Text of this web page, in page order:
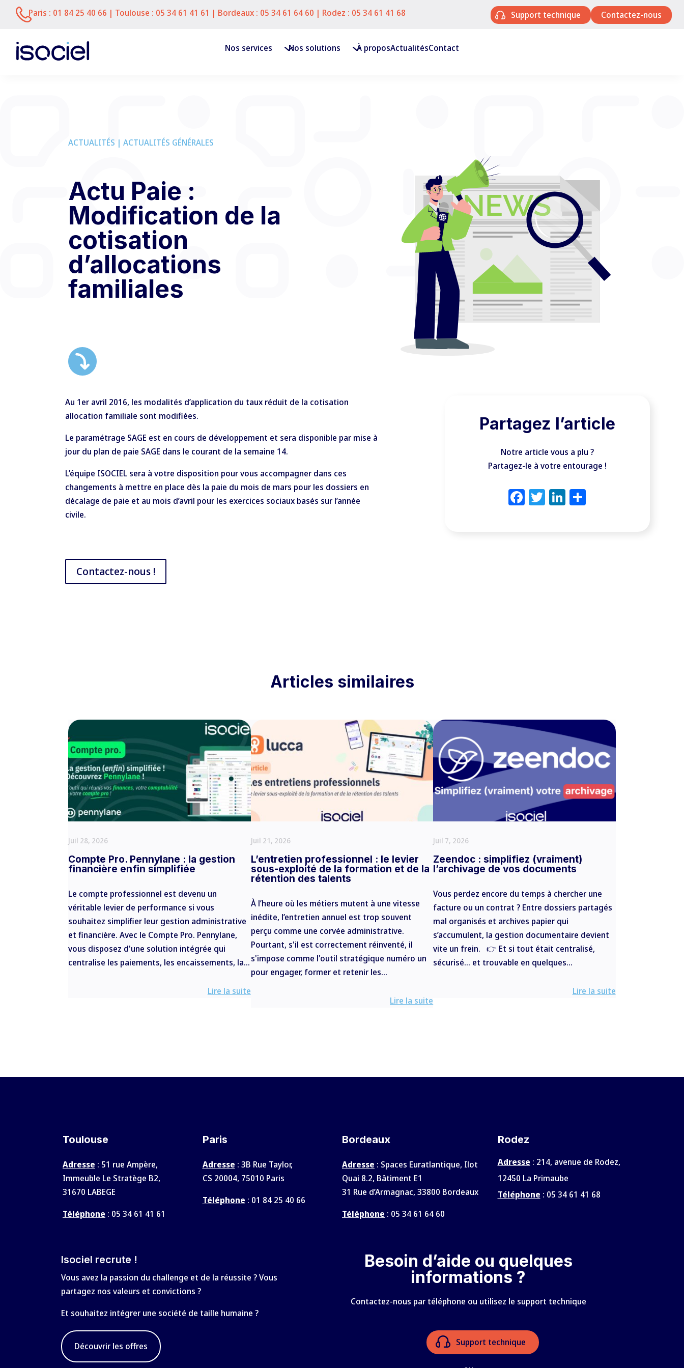
j'ai deja ce JS :
Paris : 01 84 25 40 66 | Toulouse : 05 34 61 41 61 | Bordeaux : 05 34 61 64 60 | Rodez : 05 34 61 41 68 Support technique Contactez-nous
Nos services Nos solutions À proposActualitésContact
ACTUALITÉS | ACTUALITÉS GÉNÉRALES
Actu Paie :
Modification de la
cotisation
d’allocations
familiales
Au 1er avril 2016, les modalités d’application du taux réduit de la cotisation
allocation familiale sont modifiées.
Le paramétrage SAGE est en cours de développement et sera disponible par mise à
jour du plan de paie SAGE dans le courant de la semaine 14.
L’équipe ISOCIEL sera à votre disposition pour vous accompagner dans ces
changements à mettre en place dès la paie du mois de mars pour les dossiers en
décalage de paie et au mois d’avril pour les exercices sociaux basés sur l’année
civile.
Contactez-nous !
Partagez l’article
Notre article vous a plu ?
Partagez-le à votre entourage !
Facebook
TwitterLinkedIn
Articles similaires
Compte Pro. Pennylane : la gestion
financière enfin simplifiée
Juil 28, 2026
Le compte professionnel est devenu un
véritable levier de performance si vous
souhaitez simplifier leur gestion administrative
et financière. Avec le Compte Pro. Pennylane,
vous disposez d'une solution intégrée qui
centralise les paiements, les encaissements, la...
Lire la suite
L’entretien professionnel : le levier
sous-exploité de la formation et de la
rétention des talents
Juil 21, 2026
À l’heure où les métiers mutent à une vitesse
inédite, l’entretien annuel est trop souvent
perçu comme une corvée administrative.
Pourtant, s'il est correctement réinventé, il
s'impose comme l'outil stratégique numéro un
pour engager, former et retenir les...
Lire la suite
Zeendoc : simplifiez (vraiment)
l’archivage de vos documents
Juil 7, 2026
Vous perdez encore du temps à chercher une
facture ou un contrat ? Entre dossiers partagés
mal organisés et archives papier qui
s’accumulent, la gestion documentaire devient
vite un frein. 👉 Et si tout était centralisé,
sécurisé… et trouvable en quelques...
Lire la suite
Toulouse
Adresse : 51 rue Ampère,
Immeuble Le Stratège B2,
31670 LABEGE
Téléphone : 05 34 61 41 61
Paris
Adresse : 3B Rue Taylor,
CS 20004, 75010 Paris
Téléphone : 01 84 25 40 66
Bordeaux
Adresse : Spaces Euratlantique, Ilot
Quai 8.2, Bâtiment E1
31 Rue d’Armagnac, 33800 Bordeaux
Téléphone : 05 34 61 64 60
Rodez
Adresse : 214, avenue de Rodez,
12450 La Primaube
Téléphone : 05 34 61 41 68
Isociel recrute !
Vous avez la passion du challenge et de la réussite ? Vous
partagez nos valeurs et convictions ?
Et souhaitez intégrer une société de taille humaine ?
Découvrir les offres
Besoin d’aide ou quelques
informations ?
Contactez-nous par téléphone ou utilisez le support technique
Support technique